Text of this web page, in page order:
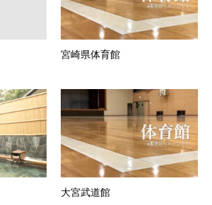
宮崎県体育館
大宮武道館